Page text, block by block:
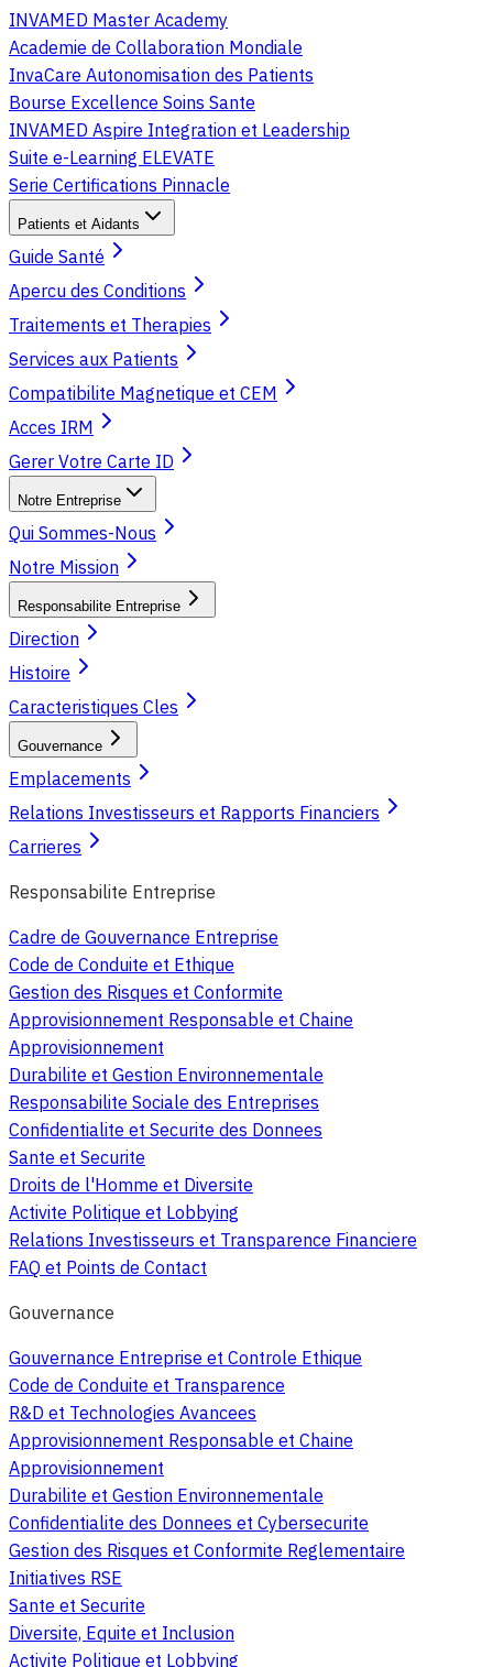
INVAMED Master Academy
Academie de Collaboration Mondiale
InvaCare Autonomisation des Patients
Bourse Excellence Soins Sante
INVAMED Aspire Integration et Leadership
Suite e-Learning ELEVATE
Serie Certifications Pinnacle
Patients et Aidants
Guide Santé
Apercu des Conditions
Traitements et Therapies
Services aux Patients
Compatibilite Magnetique et CEM
Acces IRM
Gerer Votre Carte ID
Notre Entreprise
Qui Sommes-Nous
Notre Mission
Responsabilite Entreprise
Direction
Histoire
Caracteristiques Cles
Gouvernance
Emplacements
Relations Investisseurs et Rapports Financiers
Carrieres
Responsabilite Entreprise
Cadre de Gouvernance Entreprise
Code de Conduite et Ethique
Gestion des Risques et Conformite
Approvisionnement Responsable et Chaine
Approvisionnement
Durabilite et Gestion Environnementale
Responsabilite Sociale des Entreprises
Confidentialite et Securite des Donnees
Sante et Securite
Droits de l'Homme et Diversite
Activite Politique et Lobbying
Relations Investisseurs et Transparence Financiere
FAQ et Points de Contact
Gouvernance
Gouvernance Entreprise et Controle Ethique
Code de Conduite et Transparence
R&D et Technologies Avancees
Approvisionnement Responsable et Chaine
Approvisionnement
Durabilite et Gestion Environnementale
Confidentialite des Donnees et Cybersecurite
Gestion des Risques et Conformite Reglementaire
Initiatives RSE
Sante et Securite
Diversite, Equite et Inclusion
Activite Politique et Lobbying